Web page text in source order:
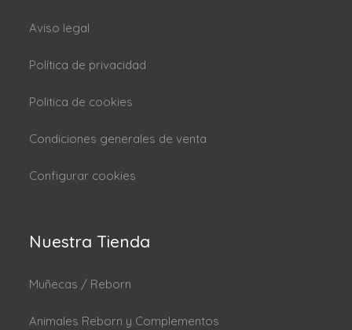
Aviso legal
Política de privacidad
Politica de cookies
Condiciones generales de venta
Configurar cookies
Nuestra Tienda
Muñecas / Reborn
Animales Reborn y Complementos